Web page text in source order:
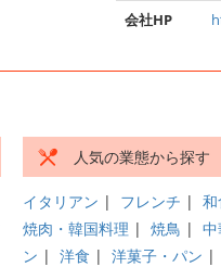
会社HP
人気の業態から探す
イタリアン | フレンチ | 和
焼肉・韓国料理 | 焼鳥 | 中
ン | 洋食 | 洋菓子・パン |